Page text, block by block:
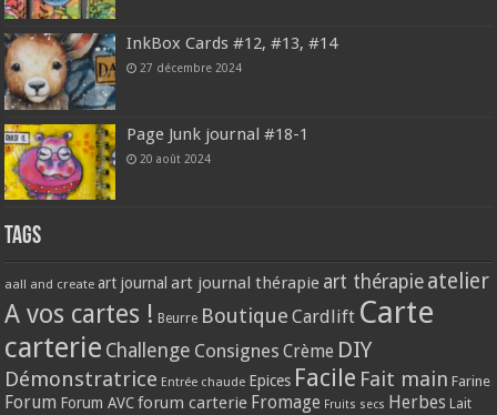
InkBox Cards #12, #13, #14
27 décembre 2024
Page Junk journal #18-1
20 août 2024
Tags
aall and create art journal art journal thérapie art thérapie atelier
A vos cartes ! Beurre Boutique Cardlift Carte
carterie Challenge Consignes Crème DIY
Démonstratrice Entrée chaude Epices Facile Fait main Farine
Forum Forum AVC forum carterie Fromage Fruits secs Herbes Lait